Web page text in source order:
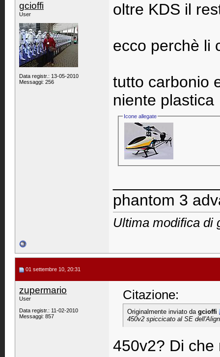
gcioffi
User
Data registr.: 13-05-2010
Messaggi: 256
oltre KDS il
ecco perchè li
tutto carbonio
niente plastica
Icone allegate
phantom 3
Ultima modifica di
01 settembre 10, 20:31
zupermario
User
Data registr.: 11-02-2010
Messaggi: 857
Citazione:
Originalmente inviato da gcioffi
450v2 spiccicato al SE dell'Align
450v2? Di che